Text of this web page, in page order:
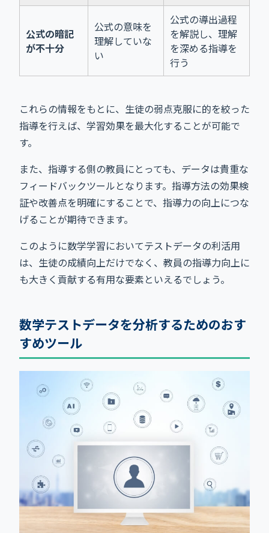
公式の暗記
が不十分
公式の意味を
理解していな
い
公式の導出過程
を解説し、理解
を深める指導を
行う
これらの情報をもとに、生徒の弱点克服に的を絞った
指導を行えば、学習効果を最大化することが可能で
す。
また、指導する側の教員にとっても、データは貴重な
フィードバックツールとなります。指導方法の効果検
証や改善点を明確にすることで、指導力の向上につな
げることが期待できます。
このように数学学習においてテストデータの利活用
は、生徒の成績向上だけでなく、教員の指導力向上に
も大きく貢献する有用な要素といえるでしょう。
数学テストデータを分析するためのおす
すめツール